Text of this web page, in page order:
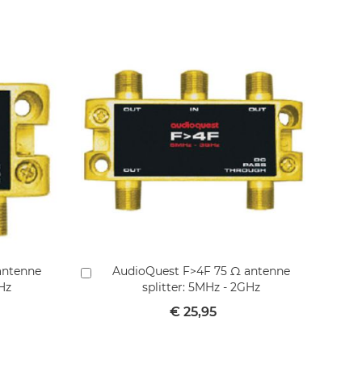
AudioQuest F>4F 75 Ω antenne
splitter: 5MHz - 2GHz
€ 25,95
winkelmandje